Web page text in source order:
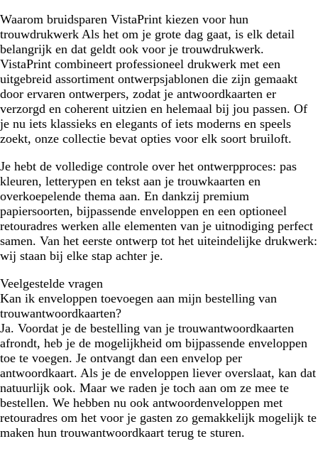
Waarom bruidsparen VistaPrint kiezen voor hun
trouwdrukwerk Als het om je grote dag gaat, is elk detail
belangrijk en dat geldt ook voor je trouwdrukwerk.
VistaPrint combineert professioneel drukwerk met een
uitgebreid assortiment ontwerpsjablonen die zijn gemaakt
door ervaren ontwerpers, zodat je antwoordkaarten er
verzorgd en coherent uitzien en helemaal bij jou passen. Of
je nu iets klassieks en elegants of iets moderns en speels
zoekt, onze collectie bevat opties voor elk soort bruiloft.
Je hebt de volledige controle over het ontwerpproces: pas
kleuren, letterypen en tekst aan je trouwkaarten en
overkoepelende thema aan. En dankzij premium
papiersoorten, bijpassende enveloppen en een optioneel
retouradres werken alle elementen van je uitnodiging perfect
samen. Van het eerste ontwerp tot het uiteindelijke drukwerk:
wij staan bij elke stap achter je.
Veelgestelde vragen
Kan ik enveloppen toevoegen aan mijn bestelling van
trouwantwoordkaarten?
Ja. Voordat je de bestelling van je trouwantwoordkaarten
afrondt, heb je de mogelijkheid om bijpassende enveloppen
toe te voegen. Je ontvangt dan een envelop per
antwoordkaart. Als je de enveloppen liever overslaat, kan dat
natuurlijk ook. Maar we raden je toch aan om ze mee te
bestellen. We hebben nu ook antwoordenveloppen met
retouradres om het voor je gasten zo gemakkelijk mogelijk te
maken hun trouwantwoordkaart terug te sturen.